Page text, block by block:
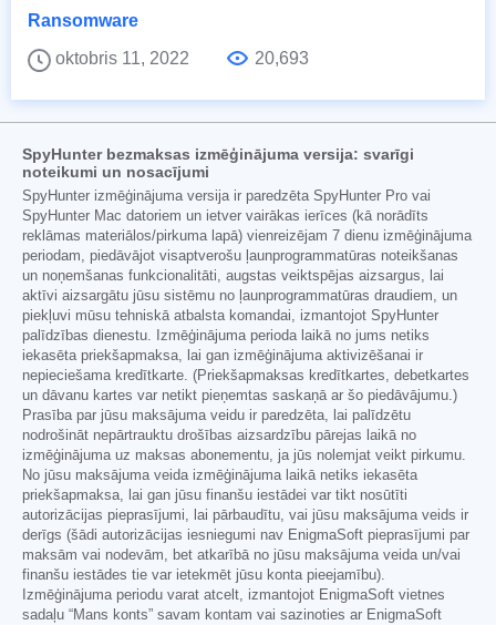
Ransomware
oktobris 11, 2022
20,693
SpyHunter bezmaksas izmēģinājuma versija: svarīgi
noteikumi un nosacījumi
SpyHunter izmēģinājuma versija ir paredzēta SpyHunter Pro vai
SpyHunter Mac datoriem un ietver vairākas ierīces (kā norādīts
reklāmas materiālos/pirkuma lapā) vienreizējam 7 dienu izmēģinājuma
periodam, piedāvājot visaptverošu ļaunprogrammatūras noteikšanas
un noņemšanas funkcionalitāti, augstas veiktspējas aizsargus, lai
aktīvi aizsargātu jūsu sistēmu no ļaunprogrammatūras draudiem, un
piekļuvi mūsu tehniskā atbalsta komandai, izmantojot SpyHunter
palīdzības dienestu. Izmēģinājuma perioda laikā no jums netiks
iekasēta priekšapmaksa, lai gan izmēģinājuma aktivizēšanai ir
nepieciešama kredītkarte. (Priekšapmaksas kredītkartes, debetkartes
un dāvanu kartes var netikt pieņemtas saskaņā ar šo piedāvājumu.)
Prasība par jūsu maksājuma veidu ir paredzēta, lai palīdzētu
nodrošināt nepārtrauktu drošības aizsardzību pārejas laikā no
izmēģinājuma uz maksas abonementu, ja jūs nolemjat veikt pirkumu.
No jūsu maksājuma veida izmēģinājuma laikā netiks iekasēta
priekšapmaksa, lai gan jūsu finanšu iestādei var tikt nosūtīti
autorizācijas pieprasījumi, lai pārbaudītu, vai jūsu maksājuma veids ir
derīgs (šādi autorizācijas iesniegumi nav EnigmaSoft pieprasījumi par
maksām vai nodevām, bet atkarībā no jūsu maksājuma veida un/vai
finanšu iestādes tie var ietekmēt jūsu konta pieejamību).
Izmēģinājuma periodu varat atcelt, izmantojot EnigmaSoft vietnes
sadaļu “Mans konts” savam kontam vai sazinoties ar EnigmaSoft